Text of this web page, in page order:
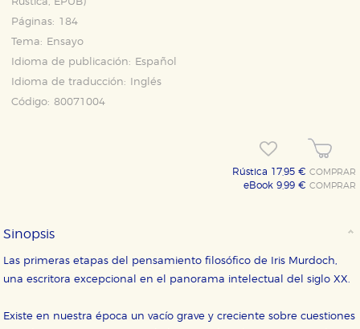
Páginas: 184
Tema:
Ensayo
Idioma de publicación:
Español
Idioma de traducción:
Inglés
Código: 80071004
Rústica 17,95 €COMPRAR
eBook 9,99 €COMPRAR
Sinopsis
Las primeras etapas del pensamiento filosófico de Iris Murdoch,
una escritora excepcional en el panorama intelectual del siglo XX.
Existe en nuestra época un vacío grave y creciente sobre cuestiones